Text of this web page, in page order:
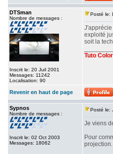
DTSman
Nombre de messages :
Inscrit le: 20 Juil 2001
Messages: 11242
Localisation: 90
Posté le:
exploité
soit la
Tuto
Revenir en haut de page
Sypnos
Nombre de messages :
Inscrit le: 02 Oct 2003
Messages: 18062
Posté le:
Je viens
Pour